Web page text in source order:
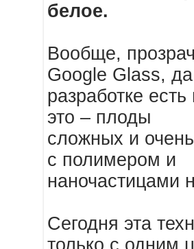
белое.
Вообще,
Google Glass,
разработке
это – плоды
сложных и
с полимером и
наночастицами
Сегодня эта